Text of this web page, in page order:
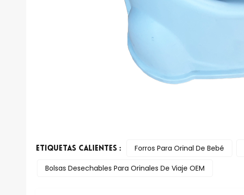
ETIQUETAS CALIENTES : Forros Para Orinal De Bebé
Bolsas Desechables Para Orinales De Viaje OEM